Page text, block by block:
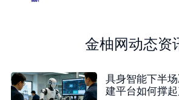
金柚网动态资
具身智能下半
建平台如何撑